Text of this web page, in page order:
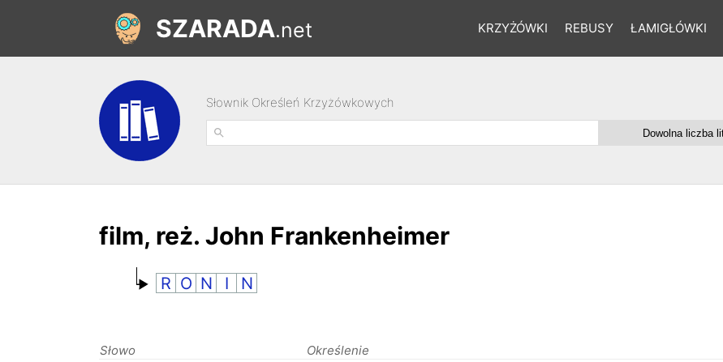
KRZYŻÓWKI REBUSY ŁAMIGŁÓWKI
SZARADA.net
Słownik Określeń Krzyżówkowych
film, reż. John Frankenheimer
R O N I N
Słowo Określenie